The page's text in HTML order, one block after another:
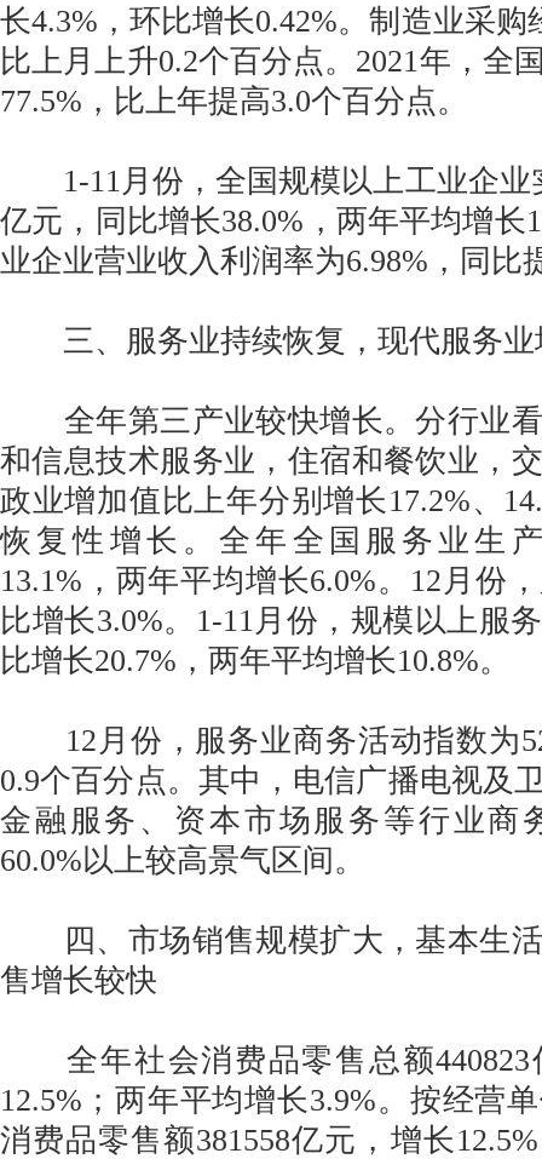
长4.3%，环比增长0.42%。制造业采购
比上月上升0.2个百分点。2021年，全
77.5%，比上年提高3.0个百分点。
1-11月份，全国规模以上工业企业
亿元，同比增长38.0%，两年平均增长
业企业营业收入利润率为6.98%，同比
三、服务业持续恢复，现代服务业
全年第三产业较快增长。分行业看
和信息技术服务业，住宿和餐饮业，
政业增加值比上年分别增长17.2%、
恢复性增长。全年全国服务业生
13.1%，两年平均增长6.0%。12月份
比增长3.0%。1-11月份，规模以上服
比增长20.7%，两年平均增长10.8%。
12月份，服务业商务活动指数为
0.9个百分点。其中，电信广播电视及
金融服务、资本市场服务等行业商
60.0%以上较高景气区间。
四、市场销售规模扩大，基本生活
售增长较快
全年社会消费品零售总额440823
12.5%；两年平均增长3.9%。按经营
消费品零售额381558亿元，增长